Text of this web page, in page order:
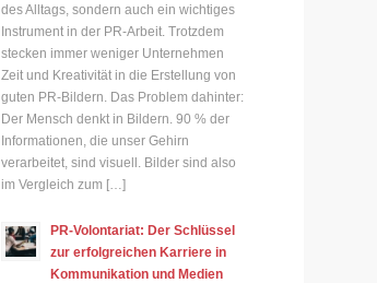
des Alltags, sondern auch ein wichtiges
Instrument in der PR-Arbeit. Trotzdem
stecken immer weniger Unternehmen
Zeit und Kreativität in die Erstellung von
guten PR-Bildern. Das Problem dahinter:
Der Mensch denkt in Bildern. 90 % der
Informationen, die unser Gehirn
verarbeitet, sind visuell. Bilder sind also
im Vergleich zum […]
PR-Volontariat: Der Schlüssel
zur erfolgreichen Karriere in
Kommunikation und Medien